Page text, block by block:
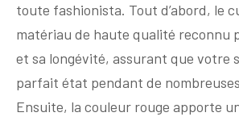
toute fashionista. Tout d’abord, le
matériau de haute qualité reconnu
et sa longévité, assurant que votre
parfait état pendant de
Ensuite, la couleur rouge apporte